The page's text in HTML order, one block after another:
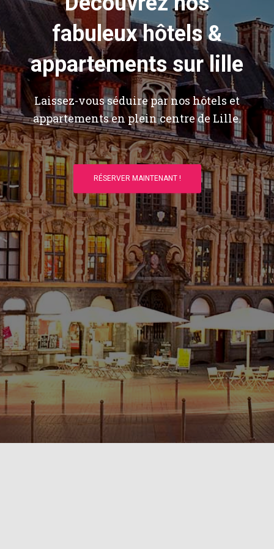
fabuleux hôtels &
appartements sur lille
Laissez-vous séduire par nos hôtels et
appartements en plein centre de Lille.
RÉSERVER MAINTENANT !